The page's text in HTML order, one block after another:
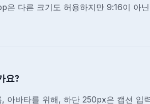
다른 크기도 허용하지만 9:16이 아
요?
아바타를 위해, 하단 250px은 캡션 입